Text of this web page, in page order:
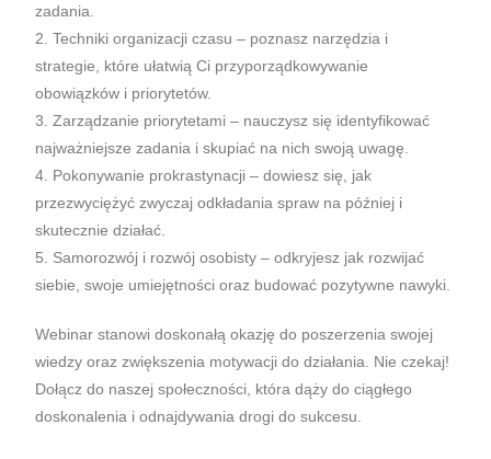
zadania.
2. Techniki organizacji czasu – poznasz narzędzia i
strategie, które ułatwią Ci przyporządkowywanie
obowiązków i priorytetów.
3. Zarządzanie priorytetami – nauczysz się identyfikować
najważniejsze zadania i skupiać na nich swoją uwagę.
4. Pokonywanie prokrastynacji – dowiesz się, jak
przezwyciężyć zwyczaj odkładania spraw na później i
skutecznie działać.
5. Samorozwój i rozwój osobisty – odkryjesz jak rozwijać
siebie, swoje umiejętności oraz budować pozytywne nawyki.
Webinar stanowi doskonałą okazję do poszerzenia swojej
wiedzy oraz zwiększenia motywacji do działania. Nie czekaj!
Dołącz do naszej społeczności, która dąży do ciągłego
doskonalenia i odnajdywania drogi do sukcesu.